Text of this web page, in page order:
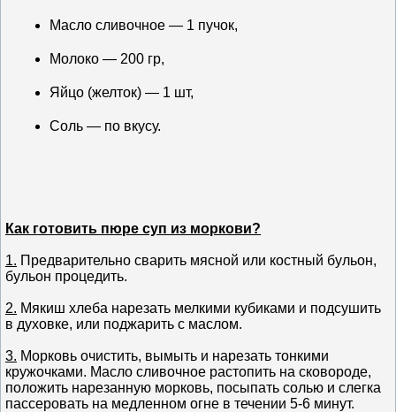
Масло сливочное — 1 пучок,
Молоко — 200 гр,
Яйцо (желток) — 1 шт,
Соль — по вкусу.
Как готовить пюре суп из моркови?
1. Предварительно сварить мясной или костный бульон,
бульон процедить.
2. Мякиш хлеба нарезать мелкими кубиками и подсушить
в духовке, или поджарить с маслом.
3. Морковь очистить, вымыть и нарезать тонкими
кружочками. Масло сливочное растопить на сковороде,
положить нарезанную морковь, посыпать солью и слегка
пассеровать на медленном огне в течении 5-6 минут.